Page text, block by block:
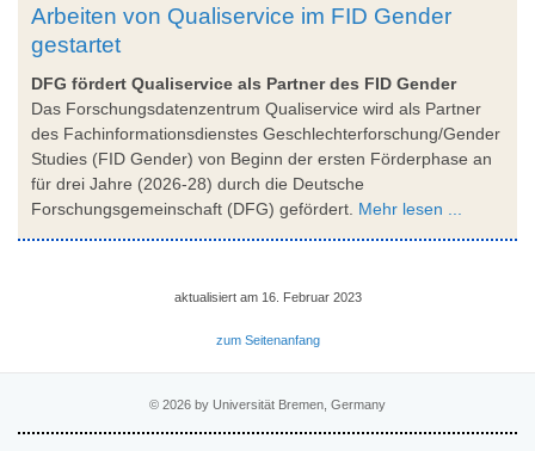
Arbeiten von Qualiservice im FID Gender
gestartet
DFG fördert Qualiservice als Partner des FID Gender
Das Forschungsdatenzentrum Qualiservice wird als Partner
des Fachinformationsdienstes Geschlechterforschung/Gender
Studies (FID Gender) von Beginn der ersten Förderphase an
für drei Jahre (2026-28) durch die Deutsche
Forschungsgemeinschaft (DFG) gefördert. Mehr lesen ...
aktualisiert am 16. Februar 2023
zum Seitenanfang
© 2026 by Universität Bremen, Germany